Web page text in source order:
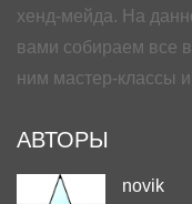
хенд-мейда. На
вами собираем все
ним мастер-классы и
АВТОРЫ
novik